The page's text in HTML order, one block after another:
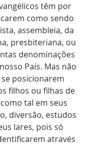
têm por
como sendo
assembleia, da
presbiteriana, ou
denominações
País. Mas não
posicionarem
filhos ou filhas de
tal em seus
diversão, estudos
lares, pois só
através